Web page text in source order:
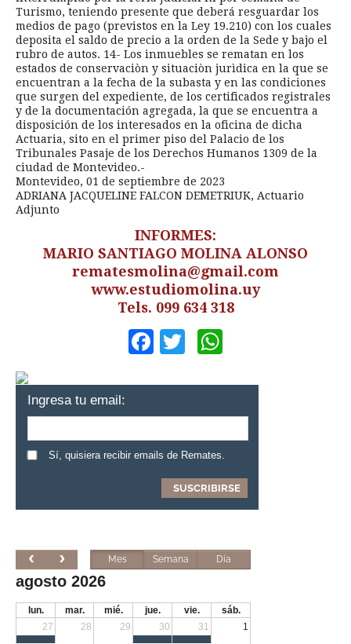
Turismo, teniendo presente que deberá resguardar los
medios de pago (previstos en la Ley 19.210) con los cuales
deposita el saldo de precio a la orden de la Sede y bajo el
rubro de autos. 14- Los inmuebles se rematan en los
estados de conservaciòn y situaciòn jurìdica en la que se
encuentran a la fecha de la subasta y en las condiciones
que surgen del expediente, de los certificados registrales
y de la documentación agregada, la que se encuentra a
disposición de los interesados en la oficina de dicha
Actuaria, sito en el primer piso del Palacio de los
Tribunales Pasaje de los Derechos Humanos 1309 de la
ciudad de Montevideo.-
Montevideo, 01 de septiembre de 2023
ADRIANA JACQUELINE FALCON DEMETRIUK, Actuario
Adjunto
INFORMES:
MARIO SANTIAGO MOLINA ALONSO
rematesmolina@gmail.com
www.estudiomolina.uy
Tels. 099 634 318
Facebook
Twitter
Ingresa tu email:
Sí, quisiera recibir emails de Remates.
Mes Semana Día
agosto 2026
lun. mar. mié. jue. vie.
sáb.
27
28 29 30 31 1